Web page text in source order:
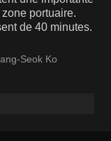
portuaire.
de 40 minutes.
Seok Ko